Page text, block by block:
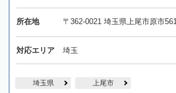
所在地 〒362-0021 埼玉県上尾市原市
対応エリア 埼玉
埼玉県 上尾市